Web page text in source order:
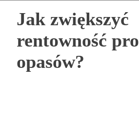
Jak zwiększyć
rentowność
opasów?